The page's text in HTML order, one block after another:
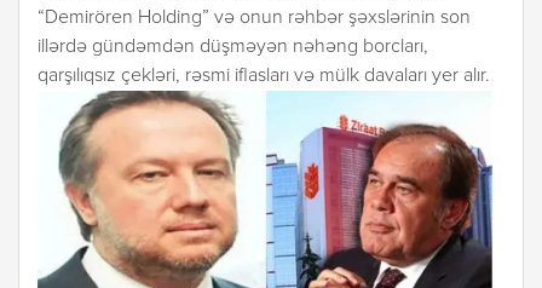
“Demirören Holding” və onun rəhbər şəxslərinin son
illərdə gündəmdən düşməyən nəhəng borcları,
qarşılıqsız çekləri, rəsmi iflasları və mülk davaları yer alır.